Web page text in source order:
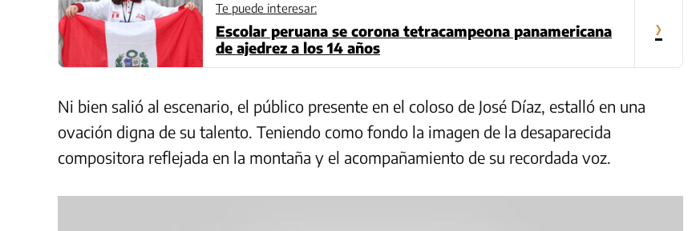
Te puede interesar:
Escolar peruana se corona tetracampeona panamericana
de ajedrez a los 14 años
›
Ni bien salió al escenario, el público presente en el coloso de José Díaz, estalló en una
ovación digna de su talento. Teniendo como fondo la imagen de la desaparecida
compositora reflejada en la montaña y el acompañamiento de su recordada voz.